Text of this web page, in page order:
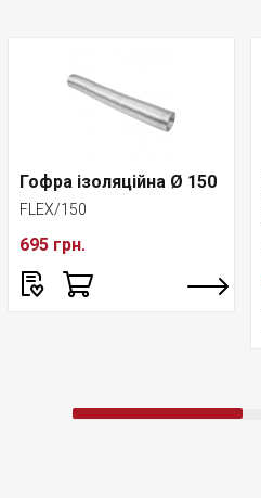
Гофра ізоляційна Ø 150
FLEX/150
695 грн.